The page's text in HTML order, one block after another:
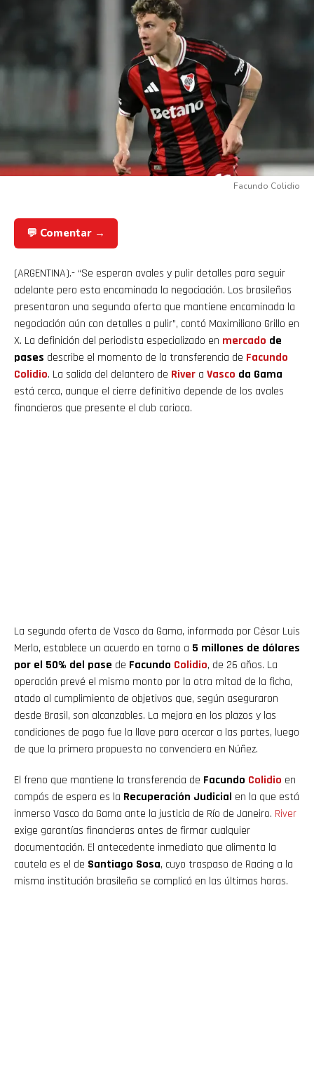
Facundo Colidio
💬 Comentar →
(ARGENTINA).- “Se esperan avales y pulir detalles para seguir
adelante pero esta encaminada la negociación. Los brasileños
presentaron una segunda oferta que mantiene encaminada la
negociación aún con detalles a pulir”, contó Maximiliano Grillo en
X. La definición del periodista especializado en mercado de
pases describe el momento de la transferencia de Facundo
Colidio. La salida del delantero de River a Vasco da Gama
está cerca, aunque el cierre definitivo depende de los avales
financieros que presente el club carioca.
La segunda oferta de Vasco da Gama, informada por César Luis
Merlo, establece un acuerdo en torno a 5 millones de dólares
por el 50% del pase de Facundo Colidio, de 26 años. La
operación prevé el mismo monto por la otra mitad de la ficha,
atado al cumplimiento de objetivos que, según aseguraron
desde Brasil, son alcanzables. La mejora en los plazos y las
condiciones de pago fue la llave para acercar a las partes, luego
de que la primera propuesta no convenciera en Núñez.
El freno que mantiene la transferencia de Facundo Colidio en
compás de espera es la Recuperación Judicial en la que está
inmerso Vasco da Gama ante la justicia de Río de Janeiro. River
exige garantías financieras antes de firmar cualquier
documentación. El antecedente inmediato que alimenta la
cautela es el de Santiago Sosa, cuyo traspaso de Racing a la
misma institución brasileña se complicó en las últimas horas.